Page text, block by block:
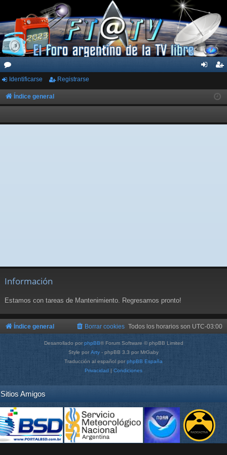
or
os
ar
ist
rs
Identificarse Registrarse
Índice general
Información
Estamos con tareas de Mantenimiento. Regresamos pronto!
Índice general Todos los horarios son UTC-03:00
Borrar cookies
Desarrollado por phpBB® Forum Software © phpBB Limited
Style por Arty - phpBB 3.3 por MrGaby
Traducción al español por phpBB España
Privacidad | Condiciones
Sitios Amigos